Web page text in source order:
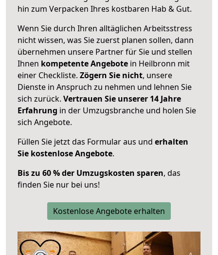
hin zum Verpacken Ihres kostbaren Hab & Gut.
Wenn Sie durch Ihren alltäglichen Arbeitsstress
nicht wissen, was Sie zuerst planen sollen, dann
übernehmen unsere Partner für Sie und stellen
Ihnen kompetente Angebote in Heilbronn mit
einer Checkliste. Zögern Sie nicht, unsere
Dienste in Anspruch zu nehmen und lehnen Sie
sich zurück. Vertrauen Sie unserer 14 Jahre
Erfahrung in der Umzugsbranche und holen Sie
sich Angebote.
Füllen Sie jetzt das Formular aus und erhalten
Sie kostenlose Angebote.
Bis zu 60 % der Umzugskosten sparen, das
finden Sie nur bei uns!
Kostenlose Angebote erhalten